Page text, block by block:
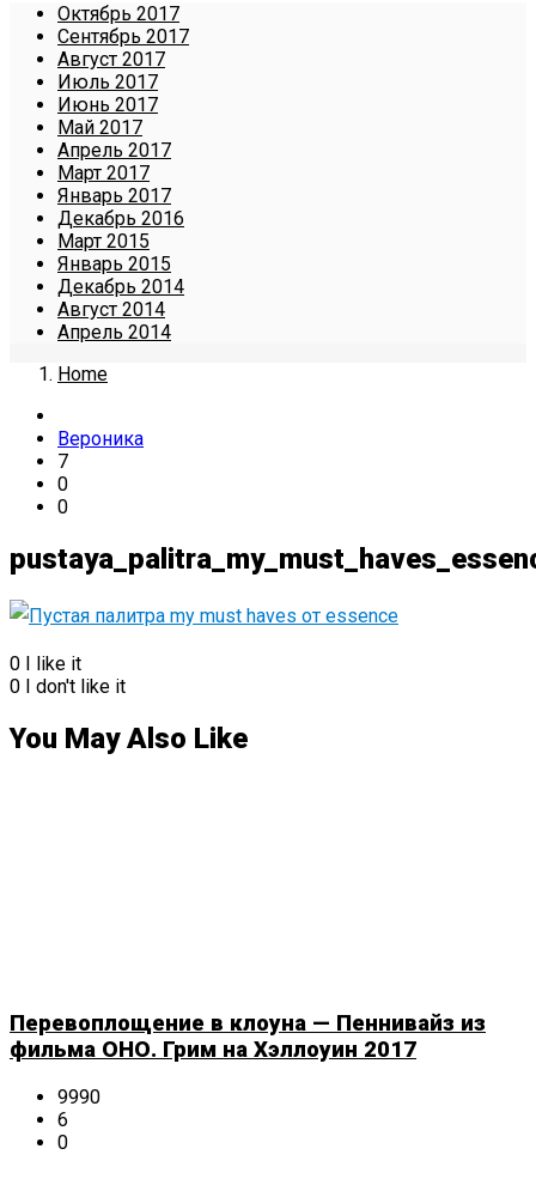
Октябрь 2017
Сентябрь 2017
Август 2017
Июль 2017
Июнь 2017
Май 2017
Апрель 2017
Март 2017
Январь 2017
Декабрь 2016
Март 2015
Январь 2015
Декабрь 2014
Август 2014
Апрель 2014
Home
Вероника
7
0
0
0 I like it
0 I don't like it
You May Also Like
Перевоплощение в клоуна — Пеннивайз из
фильма ОНО. Грим на Хэллоуин 2017
9990
6
0